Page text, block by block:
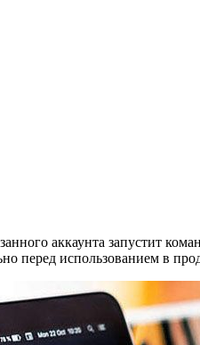
аккаунта запустит
перед использованием в